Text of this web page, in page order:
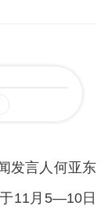
发言人何亚东
11月5—10日